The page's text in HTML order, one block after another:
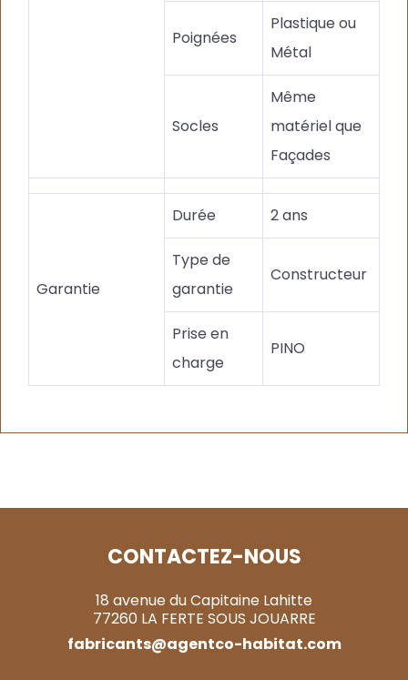
Poignées
Plastique ou
Métal
Socles
Même
matériel que
Façades
Garantie
Durée 2 ans
Type de
garantie
Constructeur
Prise en
charge
PINO
CONTACTEZ-NOUS
18 avenue du Capitaine Lahitte
77260 LA FERTE SOUS JOUARRE
fabricants@agentco-habitat.com